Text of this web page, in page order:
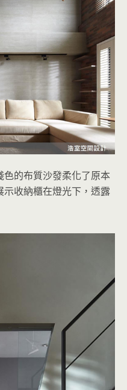
的布質沙發柔化了原本
收納櫃在燈光下，透露